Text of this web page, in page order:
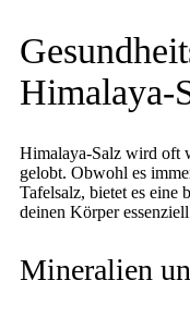
Himalaya-
Himalaya-Salz wird oft
gelobt. Obwohl es
Tafelsalz, bietet es eine
deinen Körper
Mineralien